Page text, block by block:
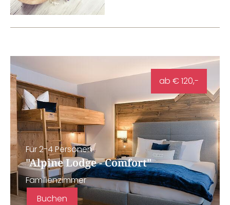
ab € 120,-
Für 2-4 Personen
"Alpine Lodge - Comfort"
Familienzimmer
Buchen